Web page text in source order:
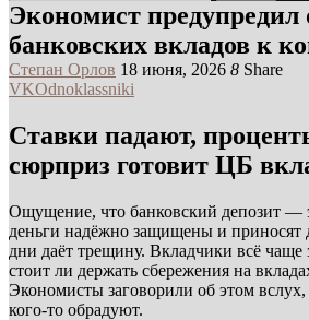
Экономист предупредил
банковских вкладов к
Степан Орлов 18 июня, 2026 8 Share
VKOdnoklassniki
Ставки падают,
сюрприз готовит ЦБ
Ощущение, что банковский депозит —
деньги надёжно защищены и приносят
дни даёт трещину. Вкладчики всё чаще
стоит ли держать сбережения на
Экономисты заговорили об этом
кого-то обрадуют.